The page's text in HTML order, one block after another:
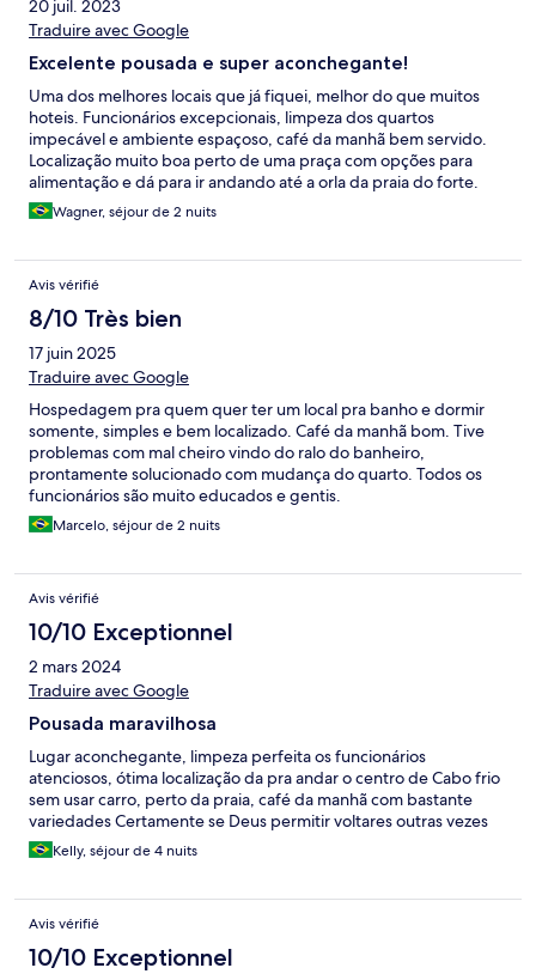
20 juil. 2023
Traduire avec Google
Excelente pousada e super aconchegante!
Uma dos melhores locais que já fiquei, melhor do que muitos
hoteis. Funcionários excepcionais, limpeza dos quartos
impecável e ambiente espaçoso, café da manhã bem servido.
Localização muito boa perto de uma praça com opções para
alimentação e dá para ir andando até a orla da praia do forte.
Super indico a experiência para se acomodar que seja numa
viagem para passeio ou trabalho.
Wagner, séjour de 2 nuits
Avis vérifié
8/10 Très bien
17 juin 2025
Traduire avec Google
Hospedagem pra quem quer ter um local pra banho e dormir
somente, simples e bem localizado. Café da manhã bom. Tive
problemas com mal cheiro vindo do ralo do banheiro,
prontamente solucionado com mudança do quarto. Todos os
funcionários são muito educados e gentis.
Marcelo, séjour de 2 nuits
Avis vérifié
10/10 Exceptionnel
2 mars 2024
Traduire avec Google
Pousada maravilhosa
Lugar aconchegante, limpeza perfeita os funcionários
atenciosos, ótima localização da pra andar o centro de Cabo frio
sem usar carro, perto da praia, café da manhã com bastante
variedades Certamente se Deus permitir voltares outras vezes
Kelly, séjour de 4 nuits
Avis vérifié
10/10 Exceptionnel